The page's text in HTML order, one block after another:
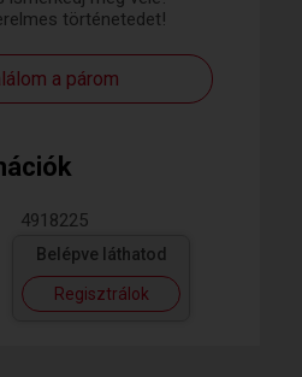
történetedet!
a párom
4918225
Belépve láthatod
Regisztrálok